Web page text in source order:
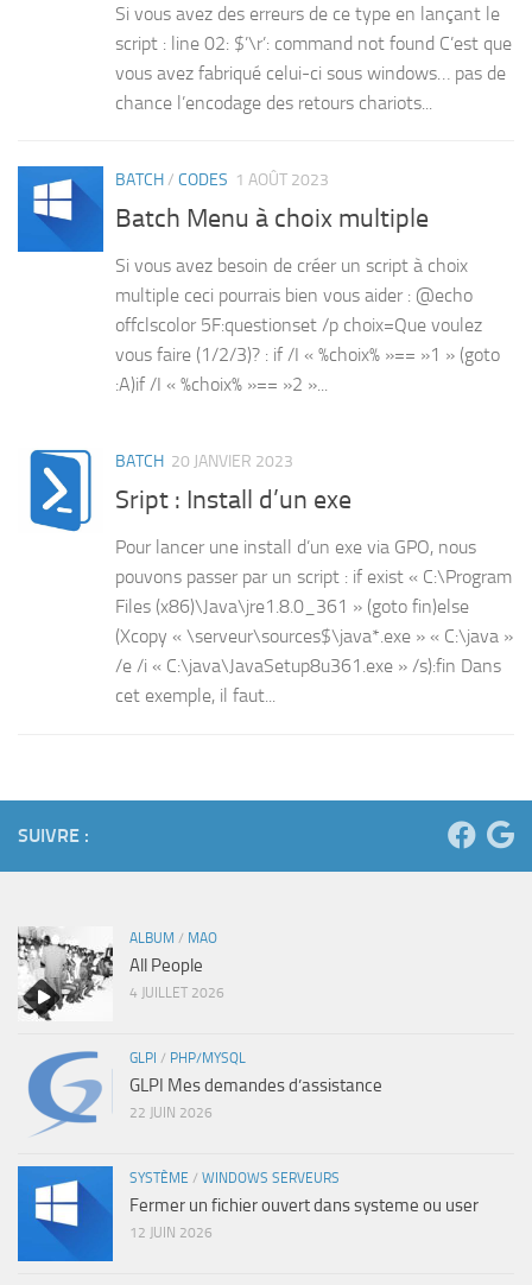
Si vous avez des erreurs de ce type en lançant le
script : line 02: $’\r’: command not found C’est que
vous avez fabriqué celui-ci sous windows… pas de
chance l’encodage des retours chariots...
BATCH/ CODES 1 AOÛT 2023
Batch Menu à choix multiple
Si vous avez besoin de créer un script à choix
multiple ceci pourrais bien vous aider : @echo
offclscolor 5F:questionset /p choix=Que voulez
vous faire (1/2/3)? : if /I « %choix% »== »1 » (goto
:A)if /I « %choix% »== »2 »...
BATCH 20 JANVIER 2023
Sript : Install d’un exe
Pour lancer une install d’un exe via GPO, nous
pouvons passer par un script : if exist « C:\Program
Files (x86)\Java\jre1.8.0_361 » (goto fin)else
(Xcopy « \serveur\sources$\java*.exe » « C:\java »
/e /i « C:\java\JavaSetup8u361.exe » /s):fin Dans
cet exemple, il faut...
SUIVRE :
ALBUM / MAO
All People
4 JUILLET 2026
GLPI / PHP/MYSQL
GLPI Mes demandes d’assistance
22 JUIN 2026
SYSTÈME / WINDOWS SERVEURS
Fermer un fichier ouvert dans systeme ou user
12 JUIN 2026